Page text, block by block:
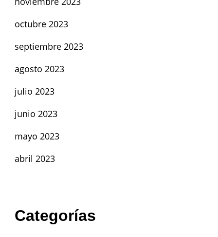
octubre 2023
septiembre 2023
agosto 2023
julio 2023
junio 2023
mayo 2023
abril 2023
Categorías